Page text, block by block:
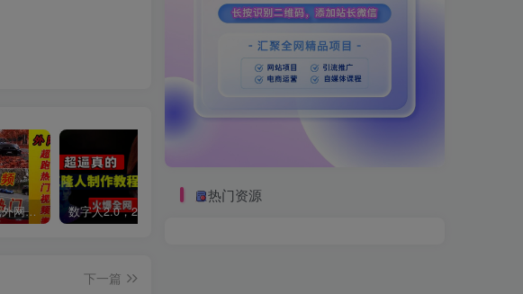
外面收费398元外网超跑豪车汽车视频搬运至快手抖音上热门项目
下一篇
热门资源